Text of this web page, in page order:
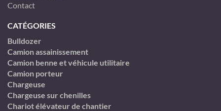
Contact
CATÉGORIES
Bulldozer
Camion assainissement
Camion benne et véhicule utilitaire
Camion porteur
Chargeuse
Chargeuse sur chenilles
Chariot élévateur de chantier